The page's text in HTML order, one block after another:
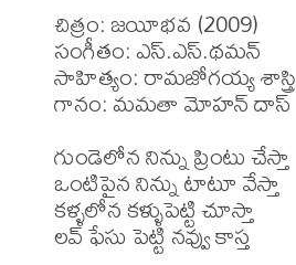
చిత్రం: జయీభవ (2009)
సంగీతం: ఎస్.ఎస్.థమన్
సాహిత్యం: రామజోగయ్య శాస్త్రి
గానం: మమతా మోహన్ దాస్
గుండెలోన నిన్ను ప్రింటు చేస్తా
ఒంటిపైన నిన్ను టాటూ వేస్తా
కళ్ళలోన కళ్ళుపెట్టి చూస్తా
లవ్ ఫేసు పెట్టి నవ్వు కాస్త